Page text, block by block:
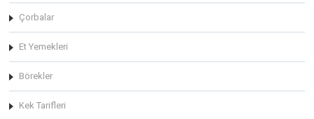
Çorbalar
Et Yemekleri
Börekler
Kek Tarifleri